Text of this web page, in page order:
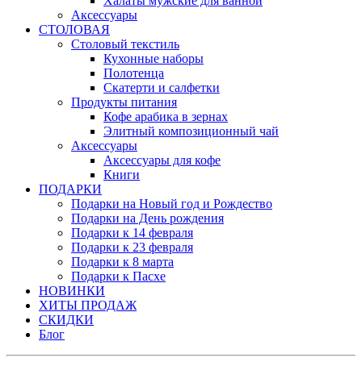
Аксессуары
СТОЛОВАЯ
Столовый текстиль
Кухонные наборы
Полотенца
Скатерти и салфетки
Продукты питания
Кофе арабика в зернах
Элитный композиционный чай
Аксессуары
Аксессуары для кофе
Книги
ПОДАРКИ
Подарки на Новый год и Рождество
Подарки на День рождения
Подарки к 14 февраля
Подарки к 23 февраля
Подарки к 8 марта
Подарки к Пасхе
НОВИНКИ
ХИТЫ ПРОДАЖ
СКИДКИ
Блог